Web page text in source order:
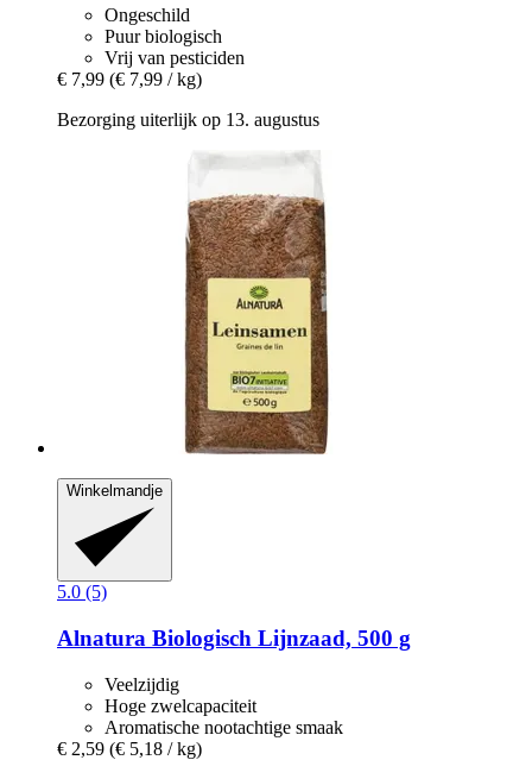
Ongeschild
Puur biologisch
Vrij van pesticiden
€ 7,99 (€ 7,99 / kg)
Bezorging uiterlijk op 13. augustus
Winkelmandje
5.0 (5)
Alnatura Biologisch Lijnzaad, 500 g
Veelzijdig
Hoge zwelcapaciteit
Aromatische nootachtige smaak
€ 2,59 (€ 5,18 / kg)